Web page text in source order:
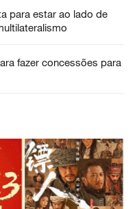
para estar ao lado de
fazer concessões para